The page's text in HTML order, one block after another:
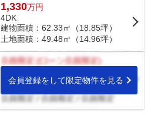
1,330万円
4DK
建物面積：62.33㎡（18.85坪）
土地面積：49.48㎡（14.96坪）
会員登録をして限定物件を見る